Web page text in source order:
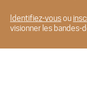
Identifiez-vousou
visionner les bandes-